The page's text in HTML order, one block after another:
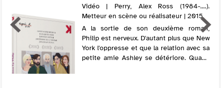
Vidéo | Perry, Alex Ross (1984-....).
Metteur en scène ou réalisateur | 2015
A la sortie de son deuxième roman,
Philip est nerveux. D'autant plus que New
York l'oppresse et que la relation avec sa
petite amie Ashley se détériore. Quand